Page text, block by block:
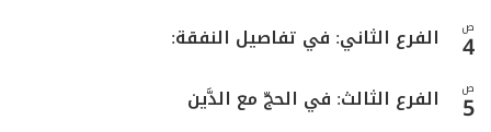
ص
4 الفرع الثاني: في تفاصيل النفقة:
ص
5 الفرع الثالث: في الحجّ مع الدَّين